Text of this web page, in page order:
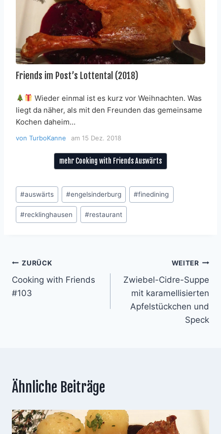
Friends im Post’s Lottental (2018)
Wieder einmal ist es kurz vor Weihnachten. Was
liegt da näher, als mit den Freunden das gemeinsame
Kochen daheim…
von TurboKanne am 15 Dez. 2018
mehr Cooking with Friends Auswärts
Schlagworte:
#auswärts #engelsinderburg #finedining
#recklinghausen #restaurant
Beitragsnavigation
ZURÜCK
Cooking with Friends
#103
WEITER
Zwiebel-Cidre-Suppe
mit karamellisierten
Apfelstückchen und
Speck
Ähnliche Beiträge